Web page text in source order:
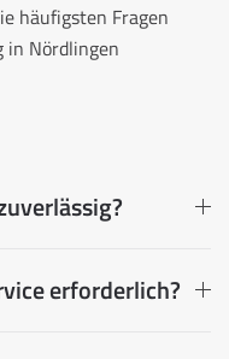
häufigsten Fragen
in Nördlingen
erforderlich?